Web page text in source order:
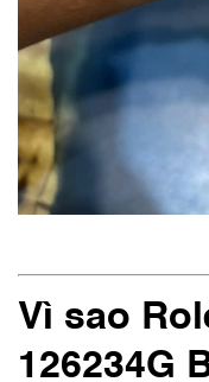
Vì sao
126234G